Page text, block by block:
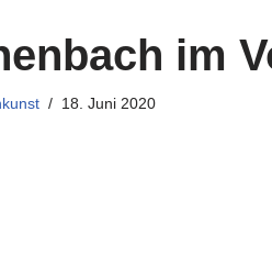
im
18. Juni 2020